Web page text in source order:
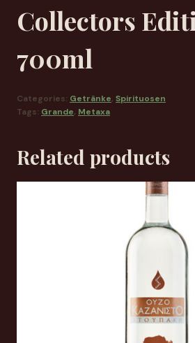
Collectors
700ml
Categories: Getränke, Spirituosen
Tags: Grande, Metaxa
Related products